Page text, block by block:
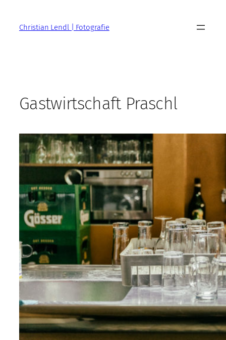
springenChristian Lendl | Fotografie
Gastwirtschaft Praschl